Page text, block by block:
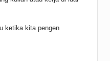
ketika kita pengen